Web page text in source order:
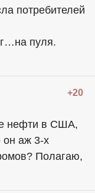
потребителей
пуля.
+20
нефти в США,
он аж 3-х
Полагаю,